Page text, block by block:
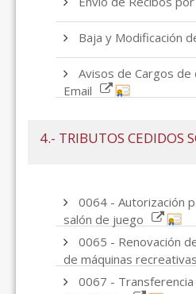
Baja y Modificación
Avisos de Cargos de
Email
4.- TRIBUTOS CEDIDOS
0064 - Autorización
salón de juego
0065 - Renovación
de máquinas recreativas
0067 - Transferencia